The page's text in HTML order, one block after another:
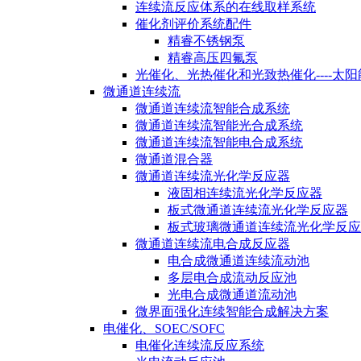
连续流反应体系的在线取样系统
催化剂评价系统配件
精睿不锈钢泵
精睿高压四氟泵
光催化、光热催化和光致热催化----太阳
微通道连续流
微通道连续流智能合成系统
微通道连续流智能光合成系统
微通道连续流智能电合成系统
微通道混合器
微通道连续流光化学反应器
液固相连续流光化学反应器
板式微通道连续流光化学反应器
板式玻璃微通道连续流光化学反
微通道连续流电合成反应器
电合成微通道连续流动池
多层电合成流动反应池
光电合成微通道流动池
微界面强化连续智能合成解决方案
电催化、SOEC/SOFC
电催化连续流反应系统